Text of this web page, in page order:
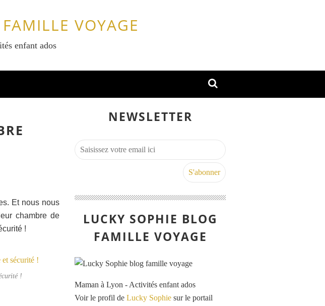
VOYAGE
enfant ados
Et nous nous
chambre de
!
!
NEWSLETTER
LUCKY SOPHIE BLOG
FAMILLE VOYAGE
Maman à Lyon - Activités enfant ados
Voir le profil de Lucky Sophie sur le portail